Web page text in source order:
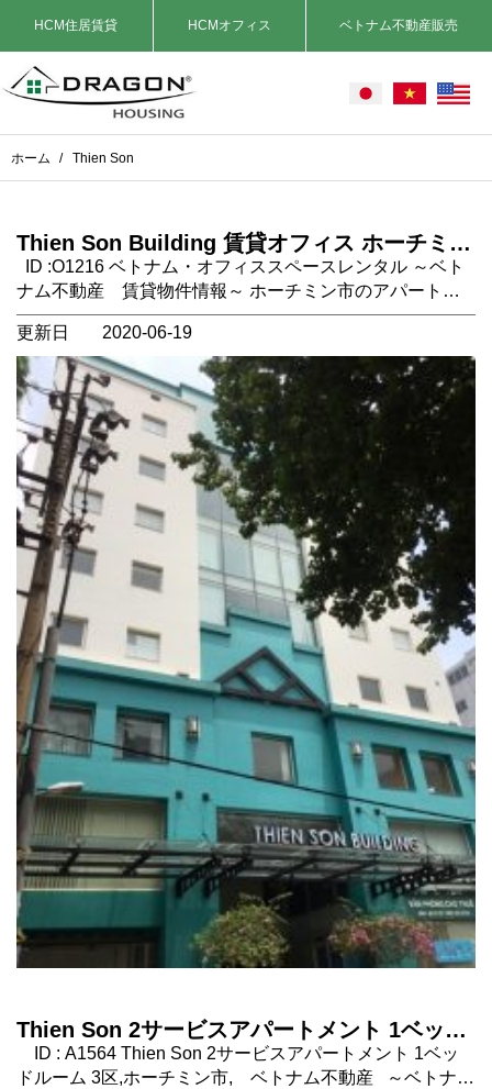
HCM住居賃貸 HCMオフィス ベトナム不動産販売
ホーム / Thien Son
更新日 2020-06-19
Thien Son Building 賃貸オフィス ホーチミン
市 3区
ナム不動産 賃貸物件情報～ ホーチミン市のアパート・
サービスアパート・オフィス賃貸は弊社にお任せくださ
い！ ホーチミンの不動産を仲介手数料無料にてご案内致
します。 Thien Son Building 賃貸オフィス ホーチミン市 3
区 場所：ホーチミン市 3区 Nguyen Gia Thieu 通り タイ
プ：オフィススペース 家賃に含まれるもの：税金、管理
費 コメント：ホーチミン市 3区のNguyen Gia Thieu 通り
にあるオフィスビルです。
Thien Son 2サービスアパートメント 1ベッド
ルーム 3区,ホーチミン市, ベトナム不動産
ドルーム 3区,ホーチミン市, ベトナム不動産 ～ベトナ